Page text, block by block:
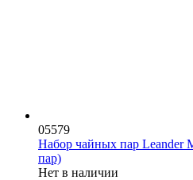
05579
Набор чайных пар Leander
пар)
Нет в наличии